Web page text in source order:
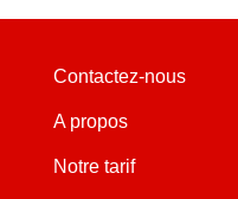
Contactez-nous
A propos
Notre tarif